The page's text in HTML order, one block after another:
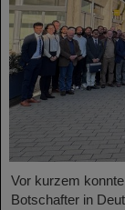
Vor kurzem
Botschafter in